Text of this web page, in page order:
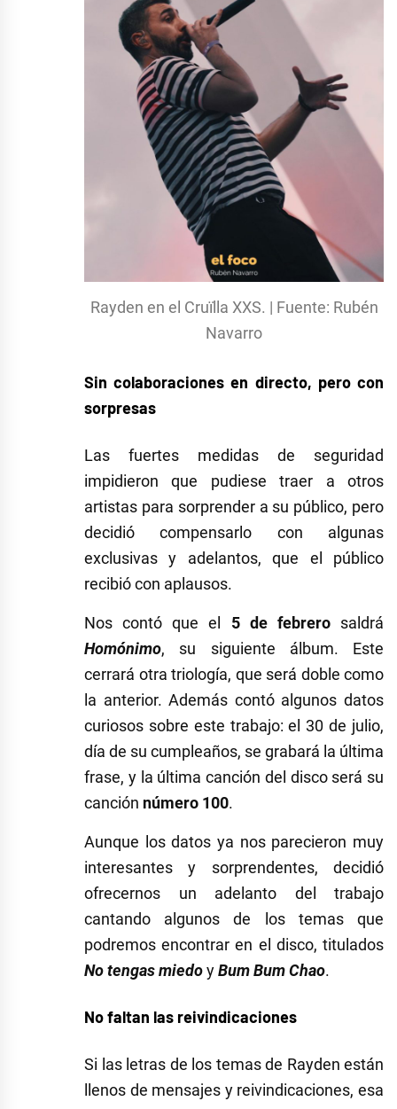
Rayden en el Cruïlla XXS. | Fuente: Rubén
Navarro
Sin colaboraciones en directo, pero con
sorpresas
Las fuertes medidas de seguridad
impidieron que pudiese traer a otros
artistas para sorprender a su público, pero
decidió compensarlo con algunas
exclusivas y adelantos, que el público
recibió con aplausos.
Nos contó que el 5 de febrerosaldrá
Homónimo, su siguiente álbum. Este
cerrará otra triología, que será doble como
la anterior. Además contó algunos datos
curiosos sobre este trabajo: el 30 de julio,
día de su cumpleaños, se grabará la última
frase, y la última canción del disco será su
canción número 100.
Aunque los datos ya nos parecieron muy
interesantes y sorprendentes, decidió
ofrecernos un adelanto del trabajo
cantando algunos de los temas que
podremos encontrar en el disco, titulados
No tengas miedoyBum Bum Chao.
No faltan las reivindicaciones
Si las letras de los temas de Rayden están
llenos de mensajes y reivindicaciones, esa